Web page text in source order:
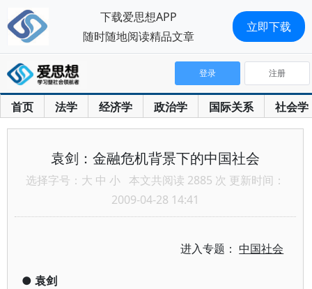
首页 法学 经济学 政治学 国际关系 社会学
登录 注册
袁剑：金融危机背景下的中国社会
选择字号： 大 中 小 本文共阅读 2885 次 更新时间：
2009-04-28 14:41
进入专题：中国社会
● 袁剑
下载爱思想APP
随时随地阅读精品文章
立即下载